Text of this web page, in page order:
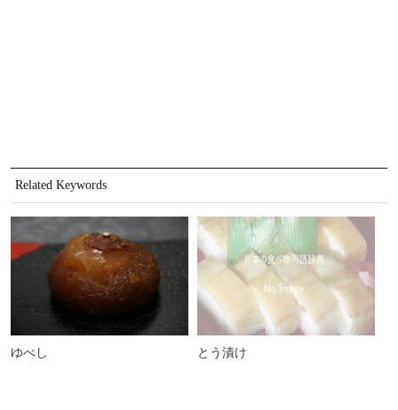
Related Keywords
ゆべし とう漬け